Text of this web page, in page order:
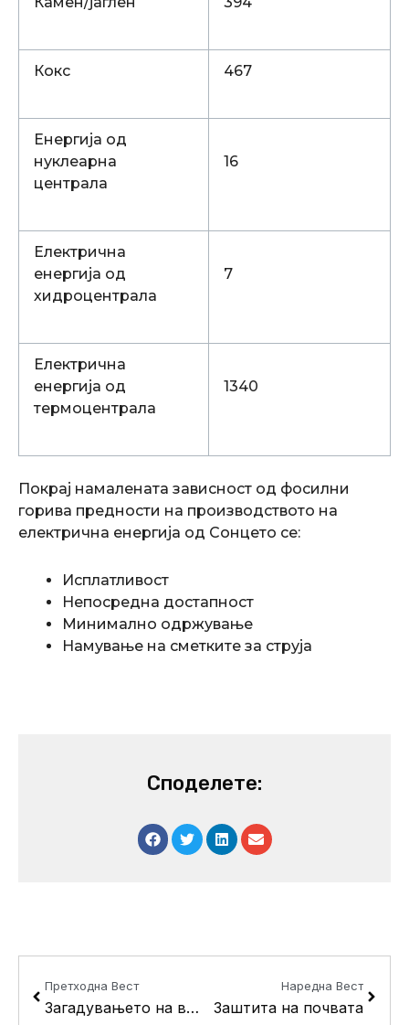
Кокс 467
Енергија од
нуклеарна
централа
16
Електрична
енергија од
хидроцентрала
7
Електрична
енергија од
термоцентрала
1340
Покрај намалената зависност од фосилни
горива предности на производството на
електрична енeргија од Сонцето се:
Исплатливост
Непосредна достапност
Минимално одржување
Намување на сметките за струја
Споделете:
Претходна Вест
Загадувањето на воздухот е премногу високо во Европа
Наредна Вест
Заштита на почвата